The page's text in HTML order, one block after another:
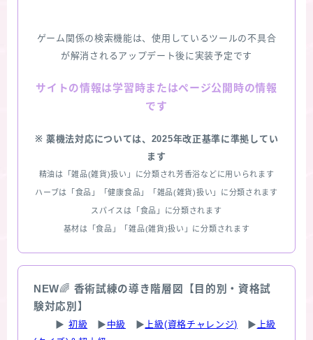
ゲーム関係の検索機能は、使用しているツールの不具合
が解消されるアップデート後に実装予定です
サイトの情報は学習時またはページ公開時の情報
です
※ 薬機法対応については、2025年改正基準に準拠してい
ます
精油は「雑品(雑貨)扱い」に分類され芳香浴などに用いられます
ハーブは「食品」「健康食品」「雑品(雑貨)扱い」に分類されます
スパイスは「食品」に分類されます
基材は「食品」「雑品(雑貨)扱い」に分類されます
NEW🌈 香術試練の導き階層図【目的別・資格試
験対応別】
▶ 初級 ▶ 中級 ▶ 上級(資格チャレンジ) ▶ 上級